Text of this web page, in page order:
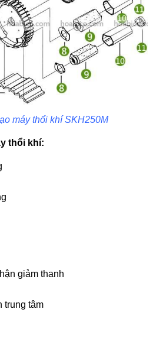
máy thổi khí SKH250M
thổi khí:
giảm thanh
trung tâm